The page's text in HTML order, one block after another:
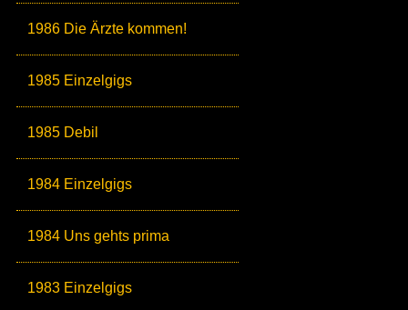
1986 Die Ärzte kommen!
1985 Einzelgigs
1985 Debil
1984 Einzelgigs
1984 Uns gehts prima
1983 Einzelgigs